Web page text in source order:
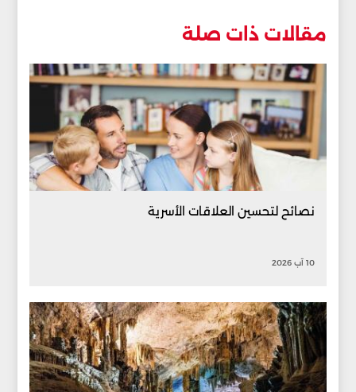
مقالات ذات صلة
نصائح لتحسين العلاقات الأسرية
10 آب 2026